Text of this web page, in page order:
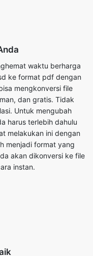
waktu berharga
ke format pdf dengan
dan gratis. Tidak
Untuk mengubah
harus terlebih dahulu
melakukan ini dengan
menjadi format yang
akan dikonversi ke file
instan.
dengan